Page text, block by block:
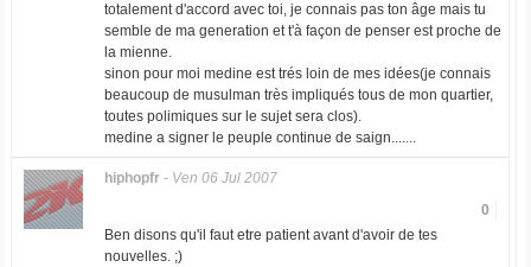
totalement d'accord avec toi, je connais pas ton âge mais tu
semble de ma generation et t'à façon de penser est proche de
la mienne.
sinon pour moi medine est trés loin de mes idées(je connais
beaucoup de musulman très impliqués tous de mon quartier,
toutes polimiques sur le sujet sera clos).
medine a signer le peuple continue de saign.......
hiphopfr- Ven 06 Jul 2007
0
Ben disons qu'il faut etre patient avant d'avoir de tes
nouvelles. ;)